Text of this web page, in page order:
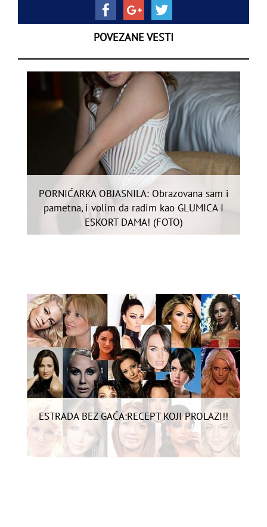
POVEZANE VESTI
PORNIĆARKA OBJASNILA: Obrazovana sam i
pametna, i volim da radim kao GLUMICA I
ESKORT DAMA! (FOTO)
ESTRADA BEZ GAĆA:RECEPT KOJI PROLAZI!!